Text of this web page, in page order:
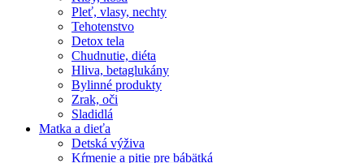
Pleť, vlasy, nechty
Tehotenstvo
Detox tela
Chudnutie, diéta
Hliva, betaglukány
Bylinné produkty
Zrak, oči
Sladidlá
Matka a dieťa
Detská výživa
Kŕmenie a pitie pre bábätká